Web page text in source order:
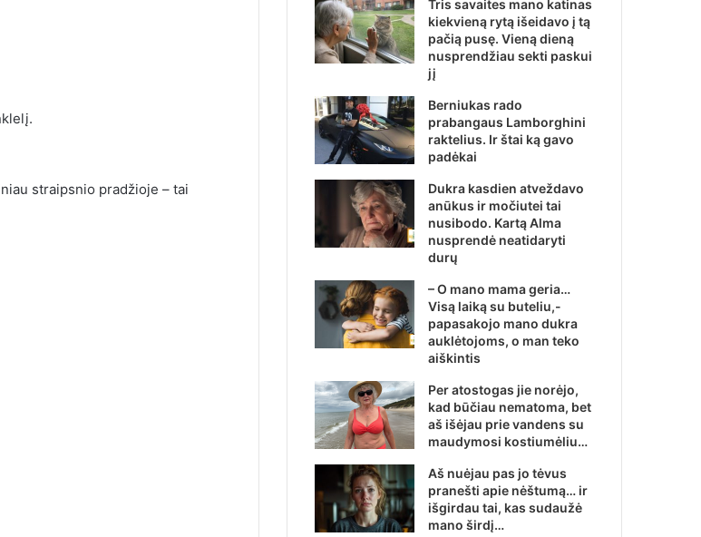
straipsnio pradžioje – tai
Tris savaites mano katinas
kiekvieną rytą išeidavo į tą
pačią pusę. Vieną dieną
nusprendžiau sekti paskui
jį
Berniukas rado
prabangaus Lamborghini
raktelius. Ir štai ką gavo
padėkai
Dukra kasdien atveždavo
anūkus ir močiutei tai
nusibodo. Kartą Alma
nusprendė neatidaryti
durų
– O mano mama geria…
Visą laiką su buteliu,-
papasakojo mano dukra
auklėtojoms, o man teko
aiškintis
Per atostogas jie norėjo,
kad būčiau nematoma, bet
aš išėjau prie vandens su
maudymosi kostiumėliu…
Aš nuėjau pas jo tėvus
pranešti apie nėštumą… ir
išgirdau tai, kas sudaužė
mano širdį…